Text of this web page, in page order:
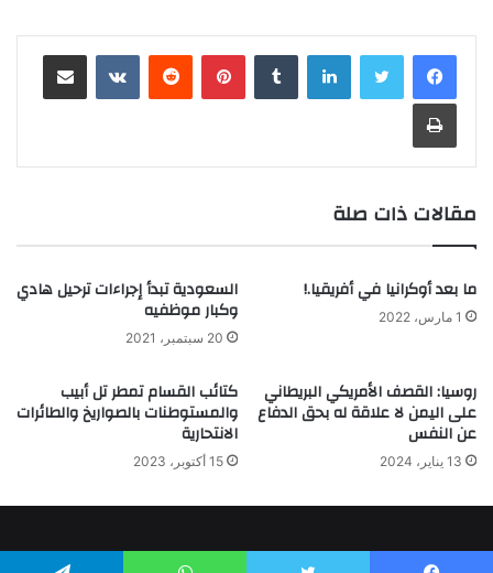
لينكدإن بينتيريست
مقالات ذات صلة
ما بعد أوكرانيا في أفريقيا.!
1 مارس، 2022
السعودية تبدأ إجراءات ترحيل هادي
وكبار موظفيه
20 سبتمبر، 2021
روسيا: القصف الأمريكي البريطاني
على اليمن لا علاقة له بحق الدفاع
عن النفس
13 يناير، 2024
كتائب القسام تمطر تل أبيب
والمستوطنات بالصواريخ والطائرات
الانتحارية
15 أكتوبر، 2023